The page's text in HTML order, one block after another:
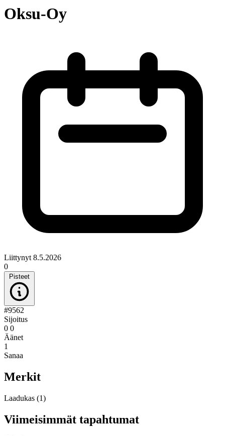
Oksu-Oy
Liittynyt 8.5.2026
0
Pisteet
#9562
Sijoitus
0 0
Äänet
1
Sanaa
Merkit
Laadukas (1)
Viimeisimmät tapahtumat